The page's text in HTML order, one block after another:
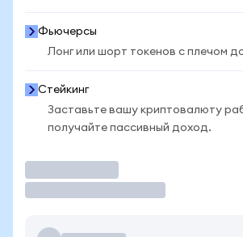
Фьючерсы
Лонг или шорт токенов с плечом
Стейкинг
Заставьте вашу криптовалюту
получайте пассивный доход.